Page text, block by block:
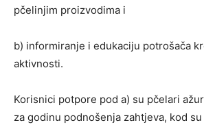
pčelinjim proizvodima i
b) informiranje i edukaciju potrošača
aktivnosti.
Korisnici potpore pod a) su pčelari
za godinu podnošenja zahtjeva, kod su